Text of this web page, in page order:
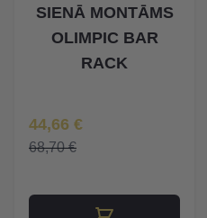
SIENĀ MONTĀMS
OLIMPIC BAR
RACK
Īpaša Cena
44,66 €
68,70 €